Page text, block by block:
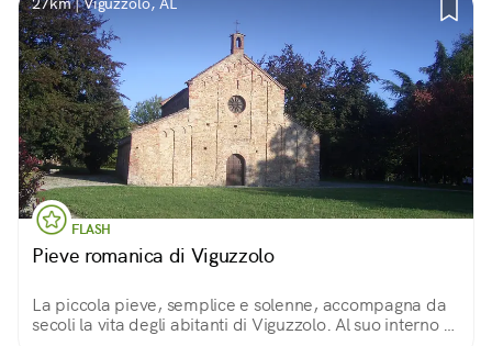
FLASH
Pieve romanica di Viguzzolo
La piccola pieve, semplice e solenne, accompagna da
secoli la vita degli abitanti di Viguzzolo. Al suo interno ci